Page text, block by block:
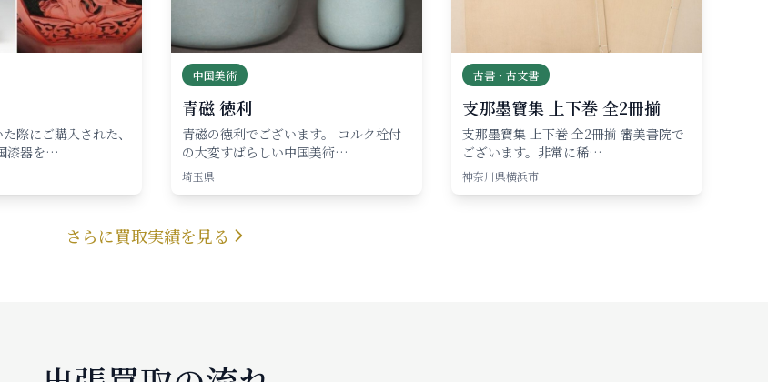
際にご購入された、
漆器を…
中国美術
青磁 徳利
青磁の徳利でございます。 コルク栓付
の大変すばらしい中国美術…
埼玉県
古書・古文書
支那墨寶集 上下巻 全2冊揃
支那墨寶集 上下巻 全2冊揃 審美書院で
ございます。非常に稀…
神奈川県横浜市
さらに買取実績を見る